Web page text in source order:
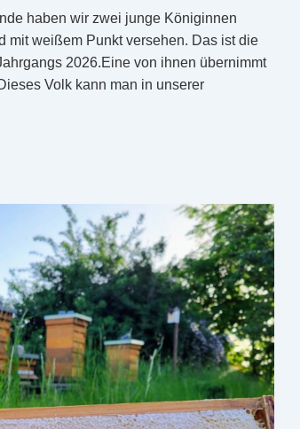
haben wir zwei junge Königinnen
mit weißem Punkt versehen. Das ist die
2026.Eine von ihnen übernimmt
Volk kann man in unserer